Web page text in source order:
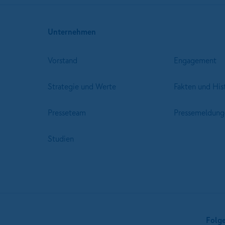
Unternehmen
Vorstand Engagement
Strategie und Werte Fakten und
Presseteam
Studien